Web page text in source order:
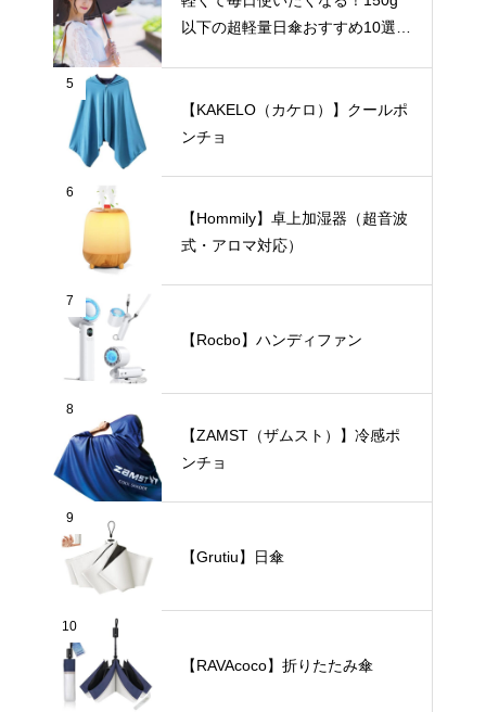
以下の超軽量日傘おすすめ10選
5
【KAKELO（カケロ）】クールポ
ンチョ
6
【Hommily】卓上加湿器（超音波
式・アロマ対応）
7
【Rocbo】ハンディファン
8
【ZAMST（ザムスト）】冷感ポ
ンチョ
9
【Grutiu】日傘
10
【RAVAcoco】折りたたみ傘